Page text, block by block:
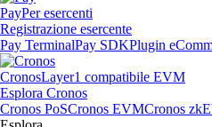
PayPer esercenti
Registrazione esercente
Pay TerminalPay SDKPlugin
CronosLayer1 compatibile EVM
Esplora Cronos
Cronos PoSCronos EVMCronos